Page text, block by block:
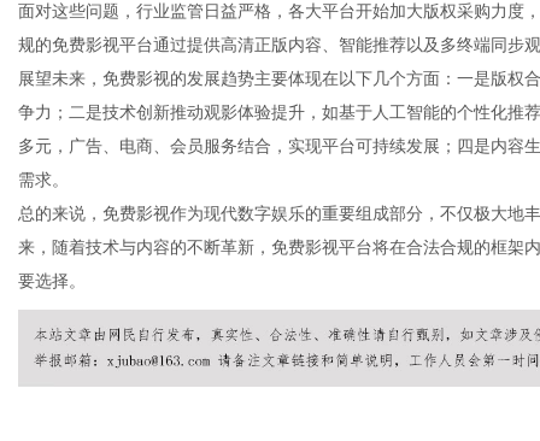
面对这些问题，行业监管日益严格，各大平台开始加大版权采购力度
规的免费影视平台通过提供高清正版内容、智能推荐以及多终端同步
展望未来，免费影视的发展趋势主要体现在以下几个方面：一是版权
争力；二是技术创新推动观影体验提升，如基于人工智能的个性化推
多元，广告、电商、会员服务结合，实现平台可持续发展；四是内容
需求。
总的来说，免费影视作为现代数字娱乐的重要组成部分，不仅极大地
来，随着技术与内容的不断革新，免费影视平台将在合法合规的框架
要选择。